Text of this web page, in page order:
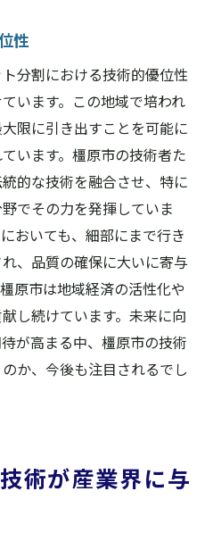
性
分割における技術的優位性
います。この地域で培われ
限に引き出すことを可能に
います。橿原市の技術者た
的な技術を融合させ、特に
でその力を発揮していま
おいても、細部にまで行き
、品質の確保に大いに寄与
原市は地域経済の活性化や
し続けています。未来に向
が高まる中、橿原市の技術
か、今後も注目されるでし
術が産業界に与